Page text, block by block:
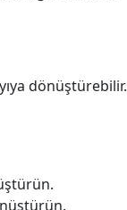
dönüştürebilir.